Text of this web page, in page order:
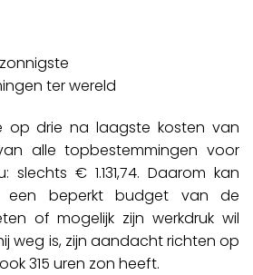
op drie na laagste kosten van
alle topbestemmingen voor
slechts € 1.131,74. Daarom kan
een beperkt budget van de
of mogelijk zijn werkdruk wil
weg is, zijn aandacht richten op
315 uren zon heeft.